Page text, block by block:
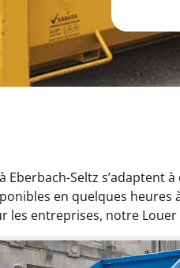
Seltz s’adaptent
en quelques
entreprises, notre